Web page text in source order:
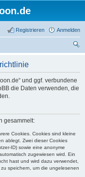
Anmelden
Registrieren
und ggf. verbundene
die Daten verwenden, die
gesammelt:
Cookies. Cookies sind kleine
ablegt. Zwei dieser Cookies
ID) sowie eine anonyme
zugewiesen wird. Ein
hast und wird dazu verwendet,
speichern, um die ungelesenen